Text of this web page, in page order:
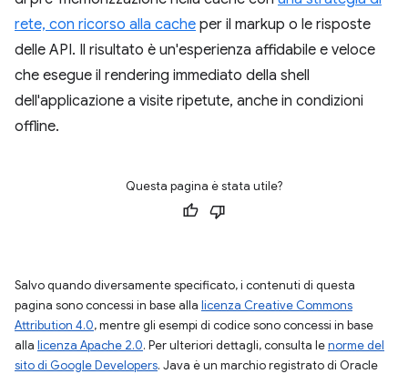
rete, con ricorso alla cache per il markup o le risposte
delle API. Il risultato è un'esperienza affidabile e veloce
che esegue il rendering immediato della shell
dell'applicazione a visite ripetute, anche in condizioni
offline.
Questa pagina è stata utile?
Salvo quando diversamente specificato, i contenuti di questa
pagina sono concessi in base alla licenza Creative Commons
Attribution 4.0, mentre gli esempi di codice sono concessi in base
alla licenza Apache 2.0. Per ulteriori dettagli, consulta lenorme del
sito di Google Developers. Java è un marchio registrato di Oracle